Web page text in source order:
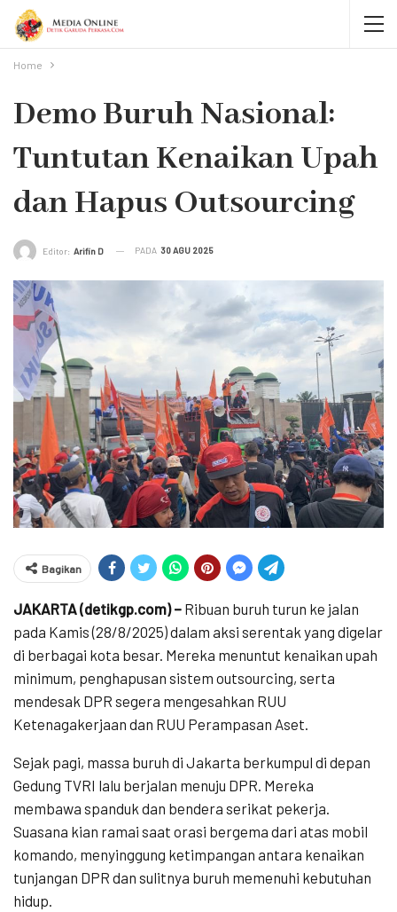
Home
Demo Buruh Nasional:
Tuntutan Kenaikan Upah
dan Hapus Outsourcing
Editor: Arifin D PADA 30 AGU 2025
Bagikan
JAKARTA (detikgp.com) – Ribuan buruh turun ke jalan
pada Kamis (28/8/2025) dalam aksi serentak yang digelar
di berbagai kota besar. Mereka menuntut kenaikan upah
minimum, penghapusan sistem outsourcing, serta
mendesak DPR segera mengesahkan RUU
Ketenagakerjaan dan RUU Perampasan Aset.
Sejak pagi, massa buruh di Jakarta berkumpul di depan
Gedung TVRI lalu berjalan menuju DPR. Mereka
membawa spanduk dan bendera serikat pekerja.
Suasana kian ramai saat orasi bergema dari atas mobil
komando, menyinggung ketimpangan antara kenaikan
tunjangan DPR dan sulitnya buruh memenuhi kebutuhan
hidup.